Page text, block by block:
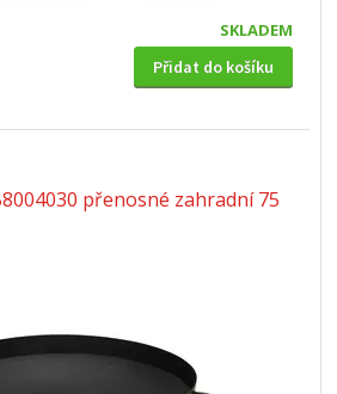
SKLADEM
Přidat do košíku
přenosné zahradní 75